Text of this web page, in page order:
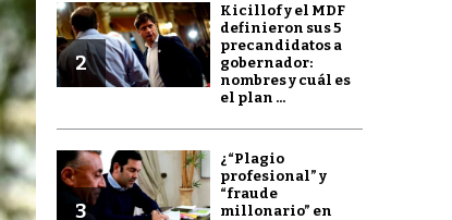
2
Kicillof y el MDF
definieron sus 5
precandidatos a
gobernador:
nombres y cuál es
el plan ...
3
¿“Plagio
profesional” y
“fraude
millonario” en